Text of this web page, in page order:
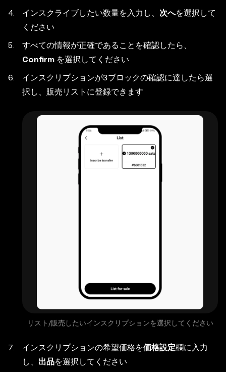
インスクライブしたい数量を入力し、 次へを選択して
ください
すべての情報が正確であることを確認したら、
Confirm を選択してください
インスクリプションが3ブロックの確認に達したら選
択し、販売リストに登録できます
リスト/販売したいインスクリプションを選択してください
インスクリプションの希望価格を価格設定欄に入力
し、 出品を選択してください